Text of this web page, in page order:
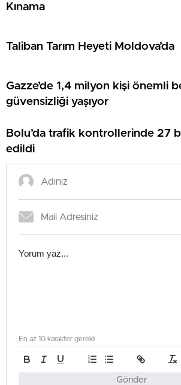
Kınama
Taliban Tarım Heyeti Moldova’da
Gazze’de 1,4 milyon kişi önemli
güvensizliği yaşıyor
Bolu’da trafik kontrollerinde 27
edildi
Gönder
En az 10 karakter gerekli